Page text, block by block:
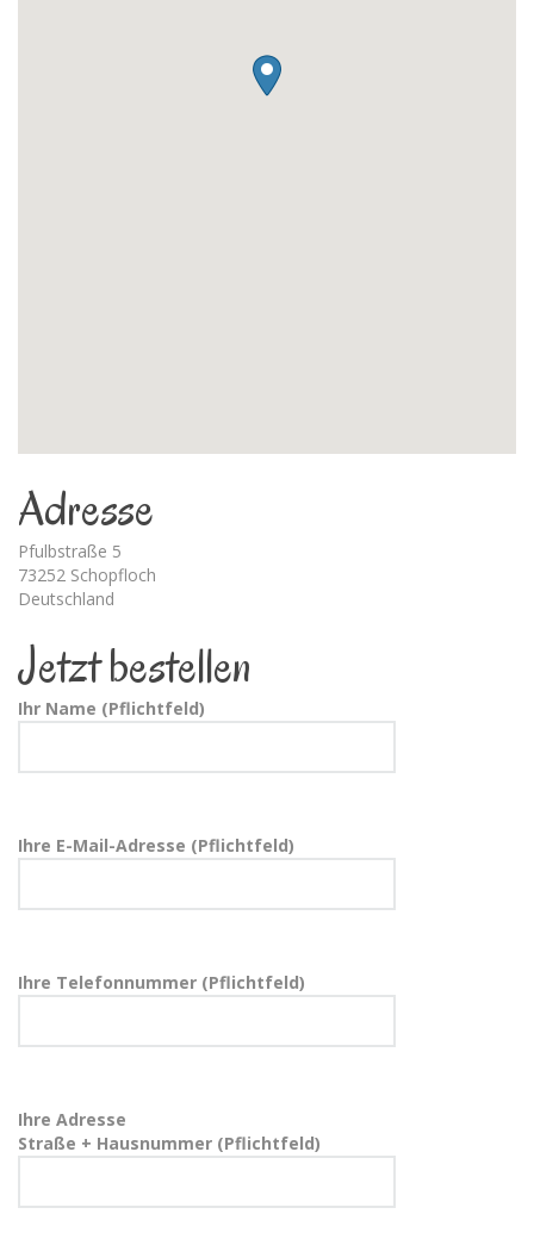
Adresse
Pfulbstraße 5
73252 Schopfloch
Deutschland
Jetzt bestellen
Ihr Name (Pflichtfeld)
Ihre E-Mail-Adresse (Pflichtfeld)
Ihre Telefonnummer (Pflichtfeld)
Ihre Adresse
Straße + Hausnummer (Pflichtfeld)